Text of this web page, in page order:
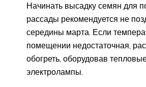
Начинать высадку семян для
рассады рекомендуется не
середины марта. Если
помещении недостаточная,
обогреть, оборудовав
электролампы.